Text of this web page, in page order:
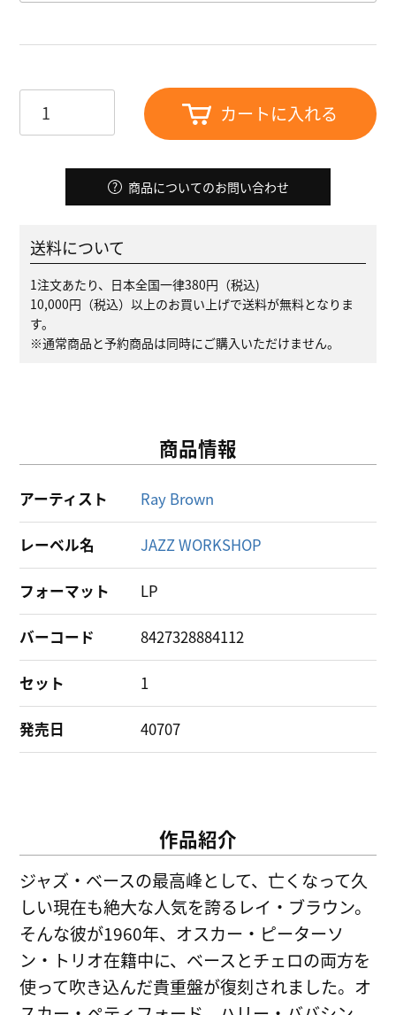
カートに入れる
商品についてのお問い合わせ
送料について
1注文あたり、日本全国一律380円（税込)
10,000円（税込）以上のお買い上げで送料が無料となりま
す。
※通常商品と予約商品は同時にご購入いただけません。
商品情報
アーティスト Ray Brown
レーベル名 JAZZ WORKSHOP
フォーマット LP
バーコード 8427328884112
セット 1
発売日 40707
作品紹介
ジャズ・ベースの最高峰として、亡くなって久
しい現在も絶大な人気を誇るレイ・ブラウン。
そんな彼が1960年、オスカー・ピーターソ
ン・トリオ在籍中に、ベースとチェロの両方を
使って吹き込んだ貴重盤が復刻されました。オ